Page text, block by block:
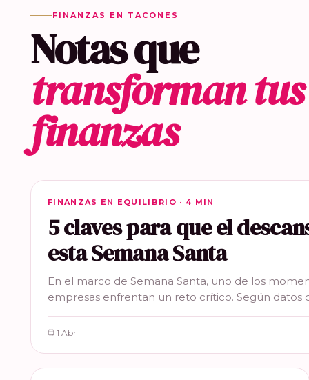
FINANZAS EN TACONES
Notas que
transforman tus
finanzas
FINANZAS EN EQUILIBRIO
FINANZAS EN EQUILIBRIO · 4 MIN
5 claves para que el
esta Semana Santa
En el marco de Semana Santa, uno de los
empresas enfrentan un reto crítico. Según datos
1 Abr